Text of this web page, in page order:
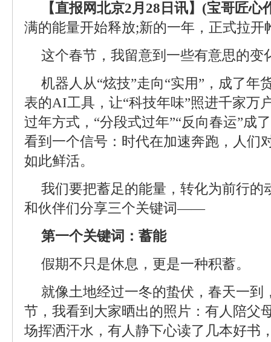
【直报网北京2月28日讯】(宝哥匠心
满的能量开始释放;新的一年，正式拉开
这个春节，我留意到一些有意思的变
机器人从“炫技”走向“实用”，成了年
表的AI工具，让“科技年味”照进千家万
过年方式，“分段式过年”“反向春运”成
看到一个信号：时代在加速奔跑，人们
如此鲜活。
我们要把蓄足的能量，转化为前行的
和伙伴们分享三个关键词——
第一个关键词：蓄能
假期不只是休息，更是一种积蓄。
就像土地经过一冬的蛰伏，春天一到
节，我看到大家晒出的照片：有人陪父
场挥洒汗水，有人静下心读了几本好书